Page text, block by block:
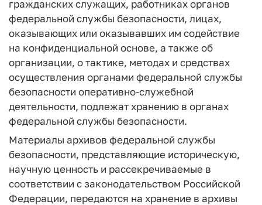
гражданских служащих, работниках органов
федеральной службы безопасности, лицах,
оказывающих или оказывавших им содействие
на конфиденциальной основе, а также об
организации, о тактике, методах и средствах
осуществления органами федеральной службы
безопасности оперативно-служебной
деятельности, подлежат хранению в органах
федеральной службы безопасности.
Материалы архивов федеральной службы
безопасности, представляющие историческую,
научную ценность и рассекречиваемые в
соответствии с законодательством Российской
Федерации, передаются на хранение в архивы